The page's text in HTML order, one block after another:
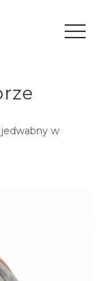
jedwabny w